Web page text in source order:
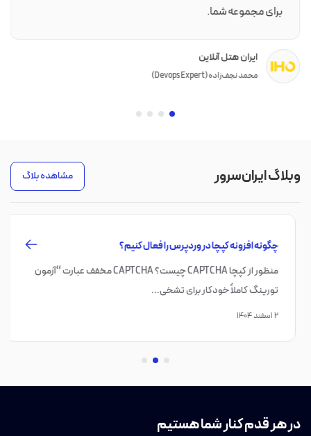
برای مجموعه شما.
ایران هتل آنلاین
محمد نجف‌زاده (Devops Expert)
وبلاگ ایران‌سرور مشاهده بلاگ
چگونه افزونه کپچا در وردپرس را فعال کنیم؟
منظور از کپچا CAPTCHA چیست؟ CAPTCHA مخفف عبارت “آزمون
تورینگ کاملاً خودکار برای تشخی...
در هر قدم کنار شما هستیم